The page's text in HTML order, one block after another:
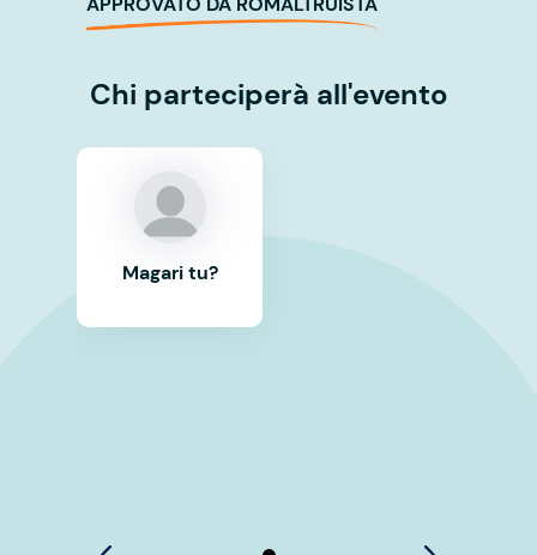
Chi parteciperà all'evento
Magari tu?